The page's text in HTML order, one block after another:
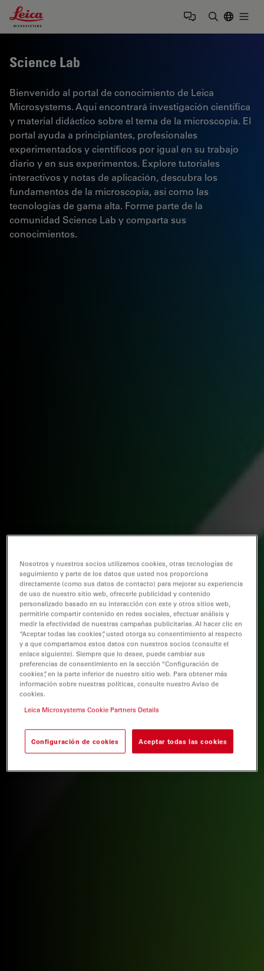
Leica Microsystems Logo
Science Lab
Bienvenido al portal de conocimiento de Leica
Microsystems. Aquí encontrará investigación científica
y material didáctico sobre el tema de la microscopía. El
portal ayuda a principiantes, profesionales
experimentados y científicos por igual en su trabajo
diario y en sus experimentos. Explore tutoriales
interactivos y notas de aplicación, descubra los
fundamentos de la microscopía, así como las
tecnologías de gama alta. Forme parte de la
comunidad Science Lab y comparta sus
conocimientos.
Nosotros y nuestros socios utilizamos cookies, otras tecnologías de
seguimiento y parte de los datos que usted nos proporciona
directamente (como sus datos de contacto) para mejorar su experiencia
de uso de nuestro sitio web, ofrecerle publicidad y contenido
personalizado basado en su interacción con este y otros sitios web,
permitirle compartir contenido en redes sociales, efectuar análisis y
medir la efectividad de nuestras campañas publicitarias. Al hacer clic en
“Aceptar todas las cookies”, usted otorga su consentimiento al respecto
y a que compartamos estos datos con nuestros socios (consulte el
enlace siguiente). Siempre que lo desee, puede cambiar sus
preferencias de consentimiento en la sección “Configuración de
cookies”, en la parte inferior de nuestro sitio web. Para obtener más
información sobre nuestras políticas, consulte nuestro Aviso de
cookies.
Leica Microsystems Cookie Partners Details
Configuración de cookies Aceptar todas las cookies